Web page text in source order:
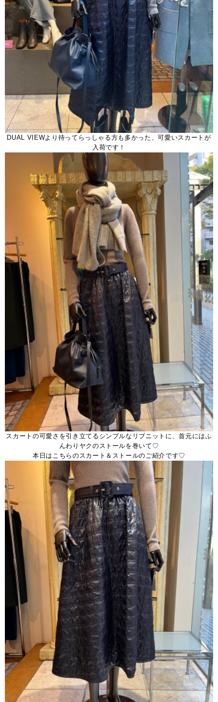
DUAL VIEWより待ってらっしゃる方も多かった、可愛いスカートが
入荷です！
スカートの可愛さを引き立てるシンプルなリブニットに、首元にはふ
んわりヤクのストールを巻いて♡
本日はこちらのスカート＆ストールのご紹介です♡